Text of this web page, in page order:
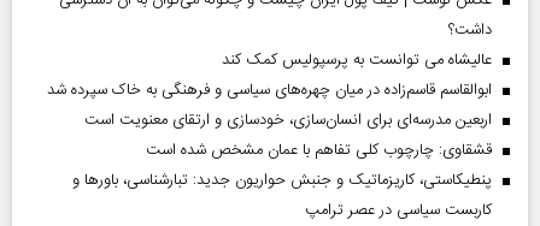
داشت؟
عالیشاه می توانست به پرسپولیس کمک کند
ابوالقاسم قاسم‌زاده در میان چهره‌های سیاسی و فرهنگی به خاک سپرده شد
اربعین مدرسه‌ای برای انسان‌سازی، خودسازی و ارتقای معنویت است
قشقاوی: چارچوب کلی تفاهم با عمان مشخص شده است
پنطیکاستی، کاریزماتیک و جنبش حواریون جدید: تبارشناسی، باور‌ها و
کاربست سیاسی در عصر ترامپ